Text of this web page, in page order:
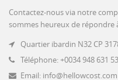
Contactez-nous via notre
sommes heureux de répondre
Quartier ibardin N32 CP
Téléphone: +0034 948 631
Email: info@hellowcost.com